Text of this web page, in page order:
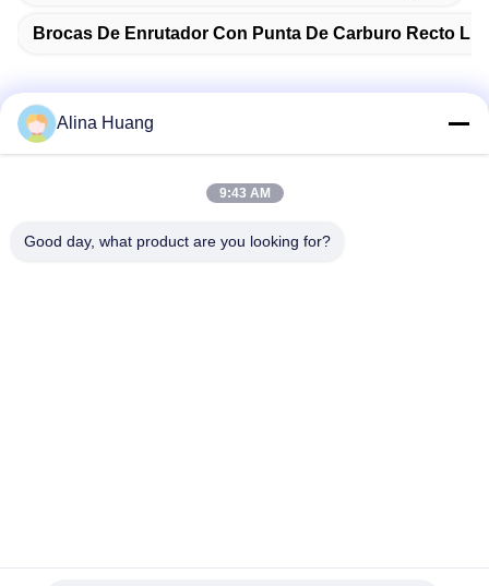
Brocas De Enrutador Con Punta De Carburo Recto
Zona de desarrollo industrial Guanyao, ciudad de Shishan,
Alina Huang
9:43 AM
Good day, what product are you looking for?